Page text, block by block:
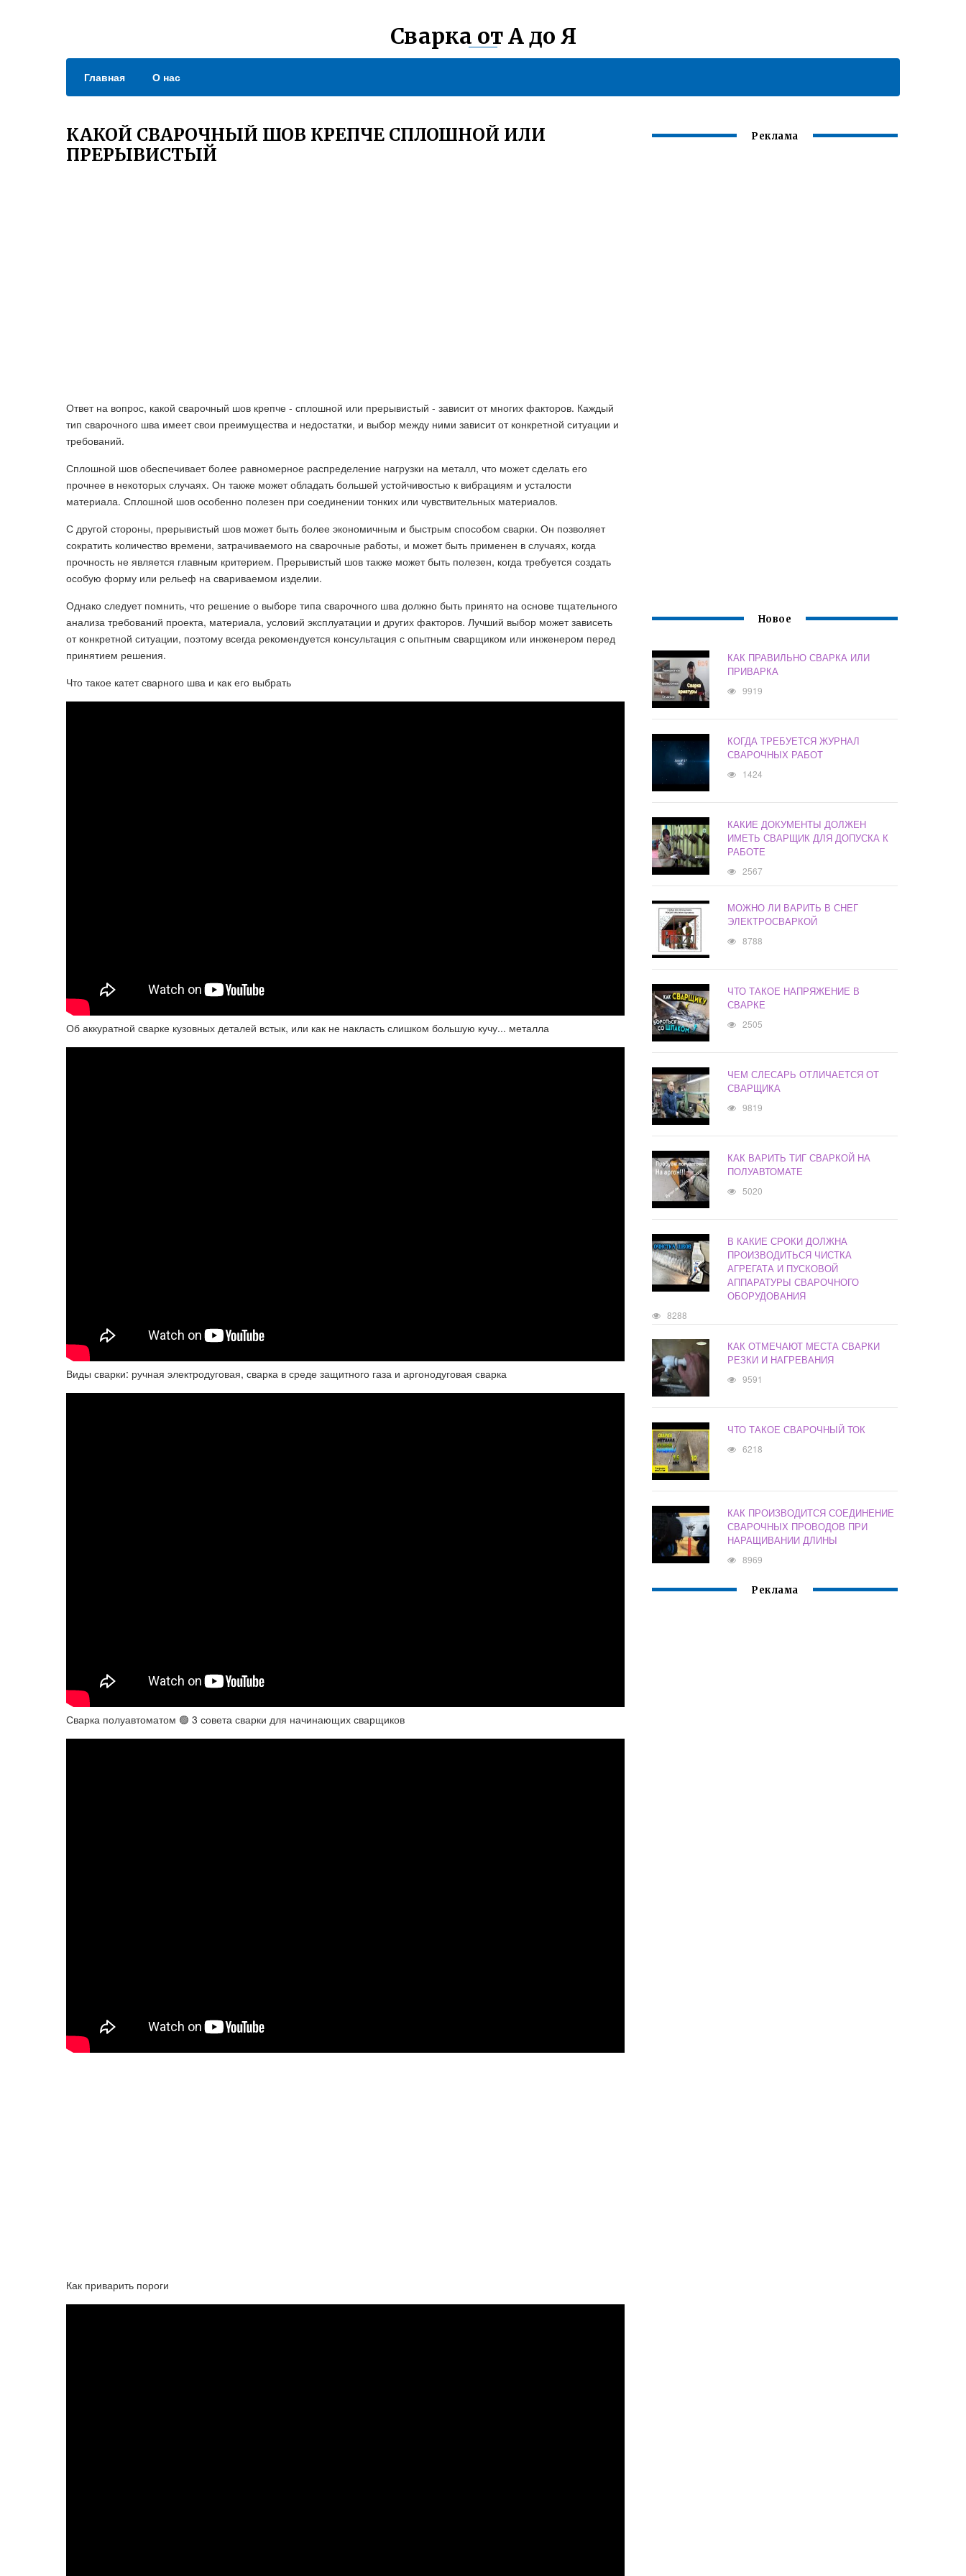
Сварка от А до Я
Главная О нас
КАКОЙ СВАРОЧНЫЙ ШОВ КРЕПЧЕ СПЛОШНОЙ ИЛИ
ПРЕРЫВИСТЫЙ
Ответ на вопрос, какой сварочный шов крепче - сплошной или прерывистый - зависит от многих факторов. Каждый
тип сварочного шва имеет свои преимущества и недостатки, и выбор между ними зависит от конкретной ситуации и
требований.
Сплошной шов обеспечивает более равномерное распределение нагрузки на металл, что может сделать его
прочнее в некоторых случаях. Он также может обладать большей устойчивостью к вибрациям и усталости
материала. Сплошной шов особенно полезен при соединении тонких или чувствительных материалов.
С другой стороны, прерывистый шов может быть более экономичным и быстрым способом сварки. Он позволяет
сократить количество времени, затрачиваемого на сварочные работы, и может быть применен в случаях, когда
прочность не является главным критерием. Прерывистый шов также может быть полезен, когда требуется создать
особую форму или рельеф на свариваемом изделии.
Однако следует помнить, что решение о выборе типа сварочного шва должно быть принято на основе тщательного
анализа требований проекта, материала, условий эксплуатации и других факторов. Лучший выбор может зависеть
от конкретной ситуации, поэтому всегда рекомендуется консультация с опытным сварщиком или инженером перед
принятием решения.
Что такое катет сварного шва и как его выбрать
Об аккуратной сварке кузовных деталей встык, или как не накласть слишком большую кучу... металла
Виды сварки: ручная электродуговая, сварка в среде защитного газа и аргонодуговая сварка
Сварка полуавтоматом 🟢 3 совета сварки для начинающих сварщиков
Как приварить пороги
Реклама
Новое
КАК ПРАВИЛЬНО СВАРКА ИЛИ
ПРИВАРКА
9919
КОГДА ТРЕБУЕТСЯ ЖУРНАЛ
СВАРОЧНЫХ РАБОТ
1424
КАКИЕ ДОКУМЕНТЫ ДОЛЖЕН
ИМЕТЬ СВАРЩИК ДЛЯ ДОПУСКА К
РАБОТЕ
2567
МОЖНО ЛИ ВАРИТЬ В СНЕГ
ЭЛЕКТРОСВАРКОЙ
8788
ЧТО ТАКОЕ НАПРЯЖЕНИЕ В
СВАРКЕ
2505
ЧЕМ СЛЕСАРЬ ОТЛИЧАЕТСЯ ОТ
СВАРЩИКА
9819
КАК ВАРИТЬ ТИГ СВАРКОЙ НА
ПОЛУАВТОМАТЕ
5020
В КАКИЕ СРОКИ ДОЛЖНА
ПРОИЗВОДИТЬСЯ ЧИСТКА
АГРЕГАТА И ПУСКОВОЙ
АППАРАТУРЫ СВАРОЧНОГО
ОБОРУДОВАНИЯ
8288
КАК ОТМЕЧАЮТ МЕСТА СВАРКИ
РЕЗКИ И НАГРЕВАНИЯ
9591
ЧТО ТАКОЕ СВАРОЧНЫЙ ТОК
6218
КАК ПРОИЗВОДИТСЯ СОЕДИНЕНИЕ
СВАРОЧНЫХ ПРОВОДОВ ПРИ
НАРАЩИВАНИИ ДЛИНЫ
8969
Реклама